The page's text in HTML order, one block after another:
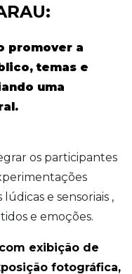
promover a
temas e
uma
os participantes
e sensoriais ,
e emoções.
com exibição de
fotográfica,